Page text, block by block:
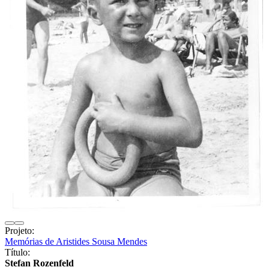
Projeto:
Memórias de Aristides Sousa Mendes
Título:
Stefan Rozenfeld